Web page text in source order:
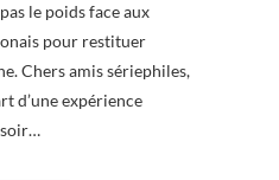
le poids face aux
pour restituer
Chers amis sériephiles,
d’une expérience
soir…